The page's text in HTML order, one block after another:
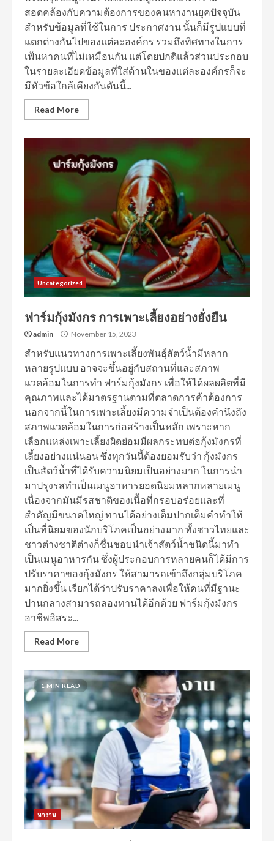
สอดคล้องกับความต้องการของคนหางานยุคปัจจุบัน
สำหรับข้อมูลที่ใช้ในการ ประกาศงาน นั้นก็มีรูปแบบที่
แตกต่างกันไปของแต่ละองค์กร รวมถึงทิศทางในการ
เฟ้นหาคนที่ไม่เหมือนกัน แต่โดยปกติแล้วส่วนประกอบ
ในรายละเอียดข้อมูลที่ใส่ด้านในของแต่ละองค์กรก็จะ
มีหัวข้อใกล้เคียงกันดันนี้...
Read More
Uncategorized
ฟาร์มกุ้งมังกร การเพาะเลี้ยงอย่างยั่งยืน
admin November 15, 2023
สำหรับแนวทางการเพาะเลี้ยงพันธุ์สัตว์น้ำมีหลาก
หลายรูปแบบ อาจจะขึ้นอยู่กับสถานที่และสภาพ
แวดล้อมในการทำ ฟาร์มกุ้งมังกร เพื่อให้ได้ผลผลิตที่มี
คุณภาพและได้มาตรฐานตามที่ตลาดการค้าต้องการ
นอกจากนี้ในการเพาะเลี้ยงมีความจำเป็นต้องคำนึงถึง
สภาพแวดล้อมในการก่อสร้างเป็นหลัก เพราะหาก
เลือกแหล่งเพาะเลี้ยงผิดย่อมมีผลกระทบต่อกุ้งมังกรที่
เลี้ยงอย่างแน่นอน ซึ่งทุกวันนี้ต้องยอมรับว่า กุ้งมังกร
เป็นสัตว์น้ำที่ได้รับความนิยมเป็นอย่างมาก ในการนำ
มาปรุงรสทำเป็นเมนูอาหารยอดนิยมหลากหลายเมนู
เนื่องจากมันมีรสชาติของเนื้อที่กรอบอร่อยและที่
สำคัญมีขนาดใหญ่ ทานได้อย่างเต็มปากเต็มคำทำให้
เป็นที่นิยมของนักบริโภคเป็นอย่างมาก ทั้งชาวไทยและ
ชาวต่างชาติต่างก็ชื่นชอบนำเจ้าสัตว์น้ำชนิดนี้มาทำ
เป็นเมนูอาหารกัน ซึ่งผู้ประกอบการหลายคนก็ได้มีการ
ปรับราคาของกุ้งมังกร ให้สามารถเข้าถึงกลุ่มบริโภค
มากยิ่งขึ้น เรียกได้ว่าปรับราคาลงเพื่อให้คนที่มีฐานะ
ปานกลางสามารถลองทานได้อีกด้วย ฟาร์มกุ้งมังกร
อาชีพอิสระ...
Read More
1 MIN READ
หางาน